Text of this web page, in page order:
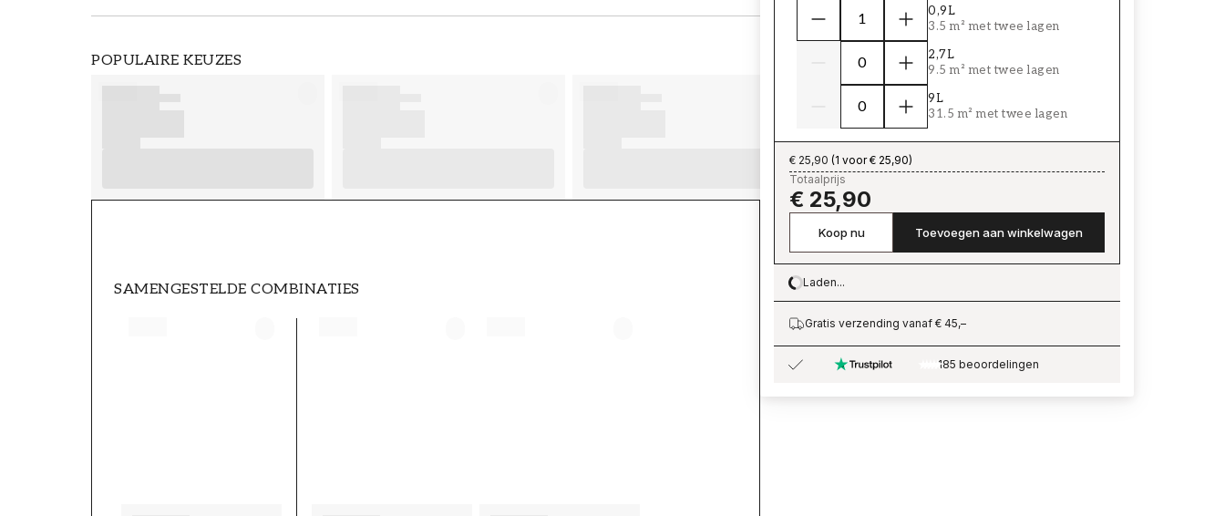
POPULAIRE KEUZES
SAMENGESTELDE COMBINATIES
0,9L
3.5 m² met twee lagen
2,7L
9.5 m² met twee lagen
9L
31.5 m² met twee lagen
€ 25,90 (1 voor € 25,90)
Totaalprijs
€ 25,90
Koop nu Toevoegen aan winkelwagen
Loading…
Laden...
Gratis verzending vanaf € 45,–
185 beoordelingen